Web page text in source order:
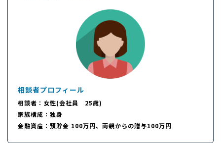
相談者プロフィール
相談者：女性(会社員 25歳)
家族構成：独身
金融資産：預貯金 100万円、両親からの贈与100万円